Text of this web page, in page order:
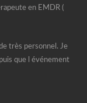
en EMDR (
très personnel. Je
que l événement